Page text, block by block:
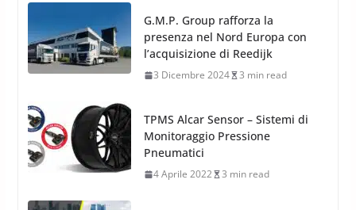
TPMS Alcar Sensor – Sistemi di
Monitoraggio Pressione
Pneumatici
4 Aprile 2022 3 min read
Cerchi in Lega Mercedes: Novità
MAK 2019 – 2020
16 Settembre 2019